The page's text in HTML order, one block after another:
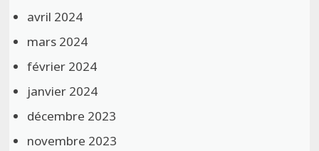
avril 2024
mars 2024
février 2024
janvier 2024
décembre 2023
novembre 2023